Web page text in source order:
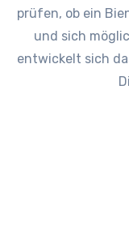
prüfen, ob ein
und sich
entwickelt sich